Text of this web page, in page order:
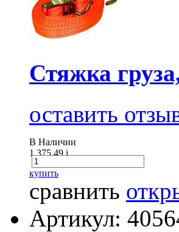
Стяжка
оставить
В Наличии
1 375.49i
купить
сравнить
Артикул: